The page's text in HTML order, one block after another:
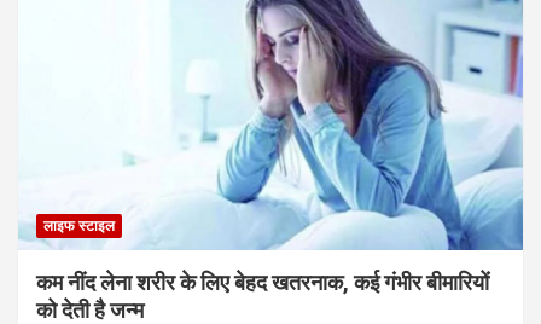
लाइफ स्टाइल
कम नींद लेना शरीर के लिए बेहद खतरनाक, कई गंभीर बीमारियों
को देती है जन्म